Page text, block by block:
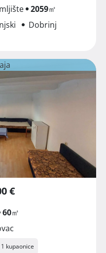
2059㎡
Dobrinj
€
60㎡
1 kupaonice